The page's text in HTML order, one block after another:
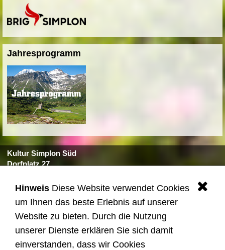
Jahresprogramm
Kultur Simplon Süd
Dorfplatz 27
Tel. +41 27 979 10 10
Quicklinks
© 2025 Kultur Simplon Süd
Hinweis Diese Website verwendet Cookies
um Ihnen das beste Erlebnis auf unserer
Website zu bieten. Durch die Nutzung
unserer Dienste erklären Sie sich damit
einverstanden, dass wir Cookies